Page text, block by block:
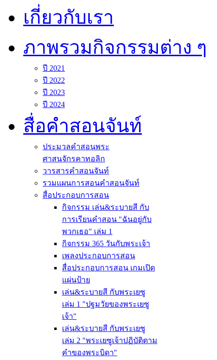
เกี่ยวกับเรา
ภาพรวมกิจกรรมต่าง ๆ
ปี 2021
ปี 2022
ปี 2023
ปี 2024
สื่อคำสอนจันท์
ประมวลคำสอนพระ
ศาสนจักรคาทอลิก
วารสารคำสอนจันท์
รวมแผนการสอนคำสอนจันท์
สื่อประกอบการสอน
กิจกรรม เล่น&ระบายสี กับ
การเรียนคำสอน "ฉันอยู่กับ
พวกเธอ" เล่ม 1
กิจกรรม 365 วันกับพระเจ้า
เพลงประกอบการสอน
สื่อประกอบการสอน เกมเปิด
แผ่นป้าย
เล่น&ระบายสี กับพระเยซู
เล่ม 1 "ปฐมวัยของพระเยซู
เจ้า"
เล่น&ระบายสี กับพระเยซู
เล่ม 2 "พระเยซูเจ้าปฏิบัติตาม
คำของพระบิดา"